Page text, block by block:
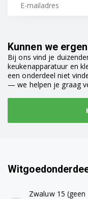
WR47B2C5FG/01
WR47B2C7NL/01
WR47B2C9GB/01
WR47B2CSGB/01
WR47B2CXPL/01
Kunnen we
Bij ons vind je
keukenapparatuur en
een onderdeel niet
— we helpen je graag
Zwaluw 15